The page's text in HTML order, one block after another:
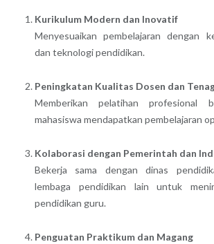
Kurikulum Modern dan Inovatif
Menyesuaikan pembelajaran dengan
dan teknologi pendidikan.
Peningkatan Kualitas Dosen dan
Memberikan pelatihan profesional
mahasiswa mendapatkan pembelajaran
Kolaborasi dengan Pemerintah dan
Bekerja sama dengan dinas
lembaga pendidikan lain untuk
pendidikan guru.
Penguatan Praktikum dan Magang